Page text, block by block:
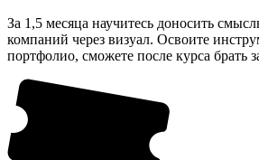
За 1,5 месяца научитесь доносить
компаний через визуал. Освоите
портфолио, сможете после курса брать